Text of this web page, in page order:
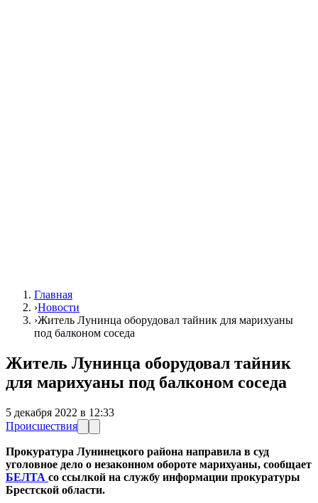
Главная
›Новости
›Житель Лунинца оборудовал тайник для марихуаны
под балконом соседа
Житель Лунинца оборудовал тайник
для марихуаны под балконом соседа
5 декабря 2022 в 12:33
Происшествия
Прокуратура Лунинецкого района направила в суд
уголовное дело о незаконном обороте марихуаны, сообщает
БЕЛТА со ссылкой на службу информации прокуратуры
Брестской области.